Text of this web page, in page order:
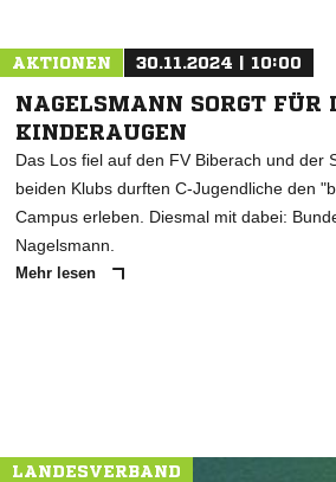
AKTIONEN 30.11.2024 | 10:00
NAGELSMANN SORGT FÜR
KINDERAUGEN
Das Los fiel auf den FV Biberach und der
beiden Klubs durften C-Jugendliche den
Campus erleben. Diesmal mit dabei:
Nagelsmann.
Mehr lesen
LANDESVERBAND